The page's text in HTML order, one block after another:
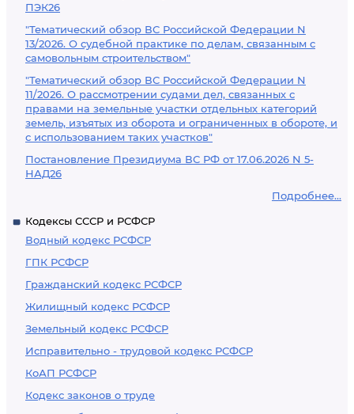
ПЭК26
"Тематический обзор ВС Российской Федерации N
13/2026. О судебной практике по делам, связанным с
самовольным строительством"
"Тематический обзор ВС Российской Федерации N
11/2026. О рассмотрении судами дел, связанных с
правами на земельные участки отдельных категорий
земель, изъятых из оборота и ограниченных в обороте, и
с использованием таких участков"
Постановление Президиума ВС РФ от 17.06.2026 N 5-
НАД26
Подробнее...
Кодексы СССР и РСФСР
Водный кодекс РСФСР
ГПК РСФСР
Гражданский кодекс РСФСР
Жилищный кодекс РСФСР
Земельный кодекс РСФСР
Исправительно - трудовой кодекс РСФСР
КоАП РСФСР
Кодекс законов о труде